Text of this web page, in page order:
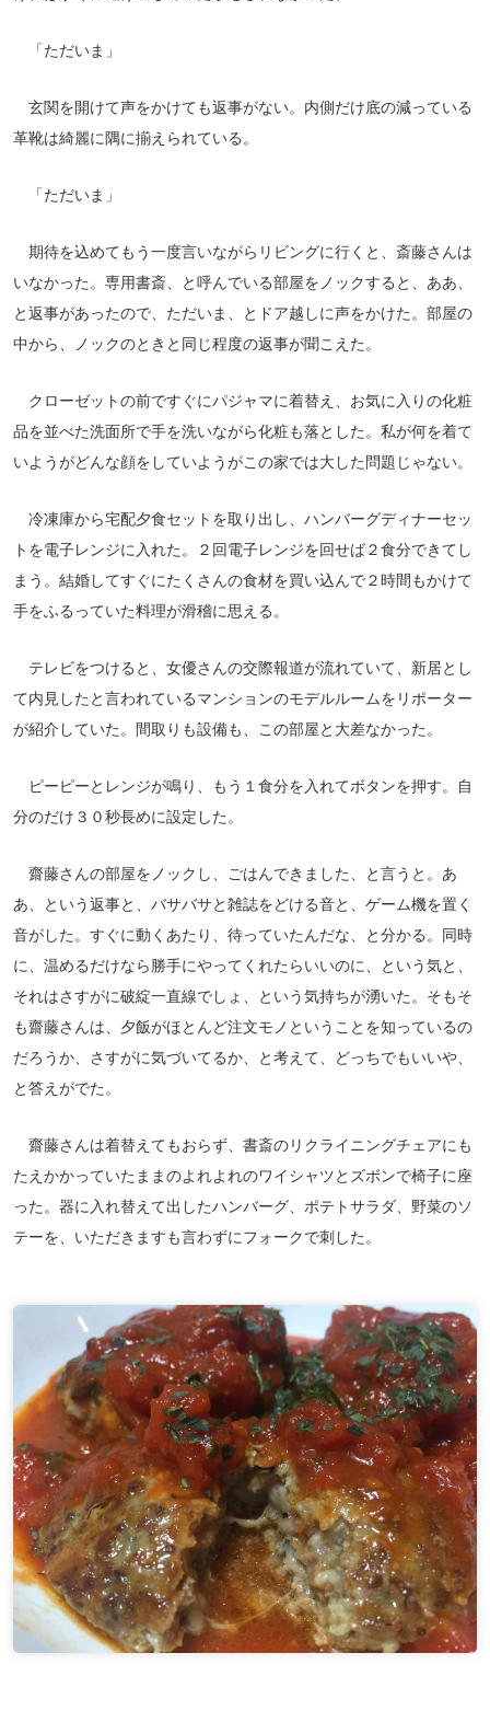
「ただいま」
玄関を開けて声をかけても返事がない。内側だけ底の減っている
革靴は綺麗に隅に揃えられている。
「ただいま」
期待を込めてもう一度言いながらリビングに行くと、斎藤さんは
いなかった。専用書斎、と呼んでいる部屋をノックすると、ああ、
と返事があったので、ただいま、とドア越しに声をかけた。部屋の
中から、ノックのときと同じ程度の返事が聞こえた。
クローゼットの前ですぐにパジャマに着替え、お気に入りの化粧
品を並べた洗面所で手を洗いながら化粧も落とした。私が何を着て
いようがどんな顔をしていようがこの家では大した問題じゃない。
冷凍庫から宅配夕食セットを取り出し、ハンバーグディナーセッ
トを電子レンジに入れた。２回電子レンジを回せば２食分できてし
まう。結婚してすぐにたくさんの食材を買い込んで２時間もかけて
手をふるっていた料理が滑稽に思える。
テレビをつけると、女優さんの交際報道が流れていて、新居とし
て内見したと言われているマンションのモデルルームをリポーター
が紹介していた。間取りも設備も、この部屋と大差なかった。
ピーピーとレンジが鳴り、もう１食分を入れてボタンを押す。自
分のだけ３０秒長めに設定した。
齋藤さんの部屋をノックし、ごはんできました、と言うと。あ
あ、という返事と、バサバサと雑誌をどける音と、ゲーム機を置く
音がした。すぐに動くあたり、待っていたんだな、と分かる。同時
に、温めるだけなら勝手にやってくれたらいいのに、という気と、
それはさすがに破綻一直線でしょ、という気持ちが湧いた。そもそ
も齋藤さんは、夕飯がほとんど注文モノということを知っているの
だろうか、さすがに気づいてるか、と考えて、どっちでもいいや、
と答えがでた。
齋藤さんは着替えてもおらず、書斎のリクライニングチェアにも
たえかかっていたままのよれよれのワイシャツとズボンで椅子に座
った。器に入れ替えて出したハンバーグ、ポテトサラダ、野菜のソ
テーを、いただきますも言わずにフォークで刺した。